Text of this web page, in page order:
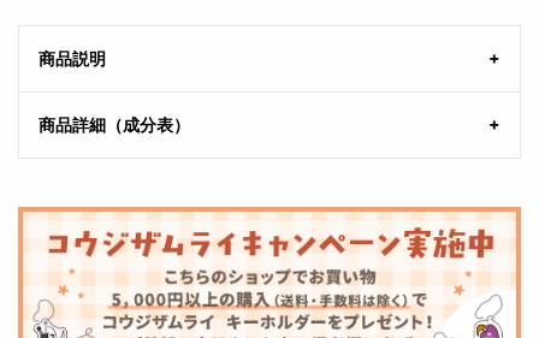
商品説明
商品詳細（成分表）